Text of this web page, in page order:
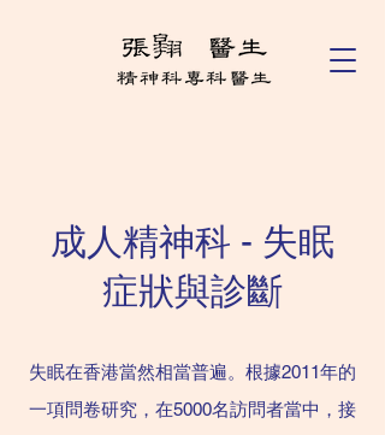
成人精神科 - 失眠
症狀與診斷
失眠在香港當然相當普遍。根據2011年的
一項問卷研究，在5000名訪問者當中，接